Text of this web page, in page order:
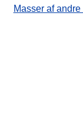
Masser af